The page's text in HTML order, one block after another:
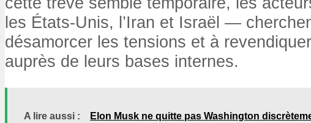
les États-Unis, l’Iran et Israël —
désamorcer les tensions et à
auprès de leurs bases internes.
A lire aussi : Elon Musk ne quitte pas Washington